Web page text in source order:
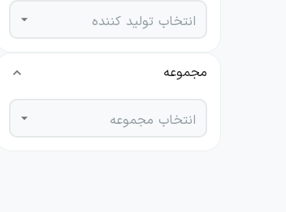
انتخاب تولید کننده
مجموعه
انتخاب مجموعه